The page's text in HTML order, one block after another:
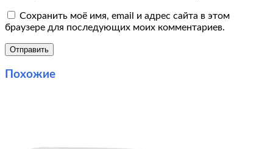
Сохранить моё имя, email и адрес сайта в этом
браузере для последующих моих комментариев.
Похожие